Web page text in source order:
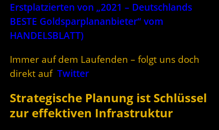
Erstplatzierten von „2021 – Deutschlands
BESTE Goldsparplananbieter“ vom
HANDELSBLATT)
Immer auf dem Laufenden – folgt uns doch
direkt auf Twitter
Strategische Planung ist Schlüssel
zur effektiven Infrastruktur